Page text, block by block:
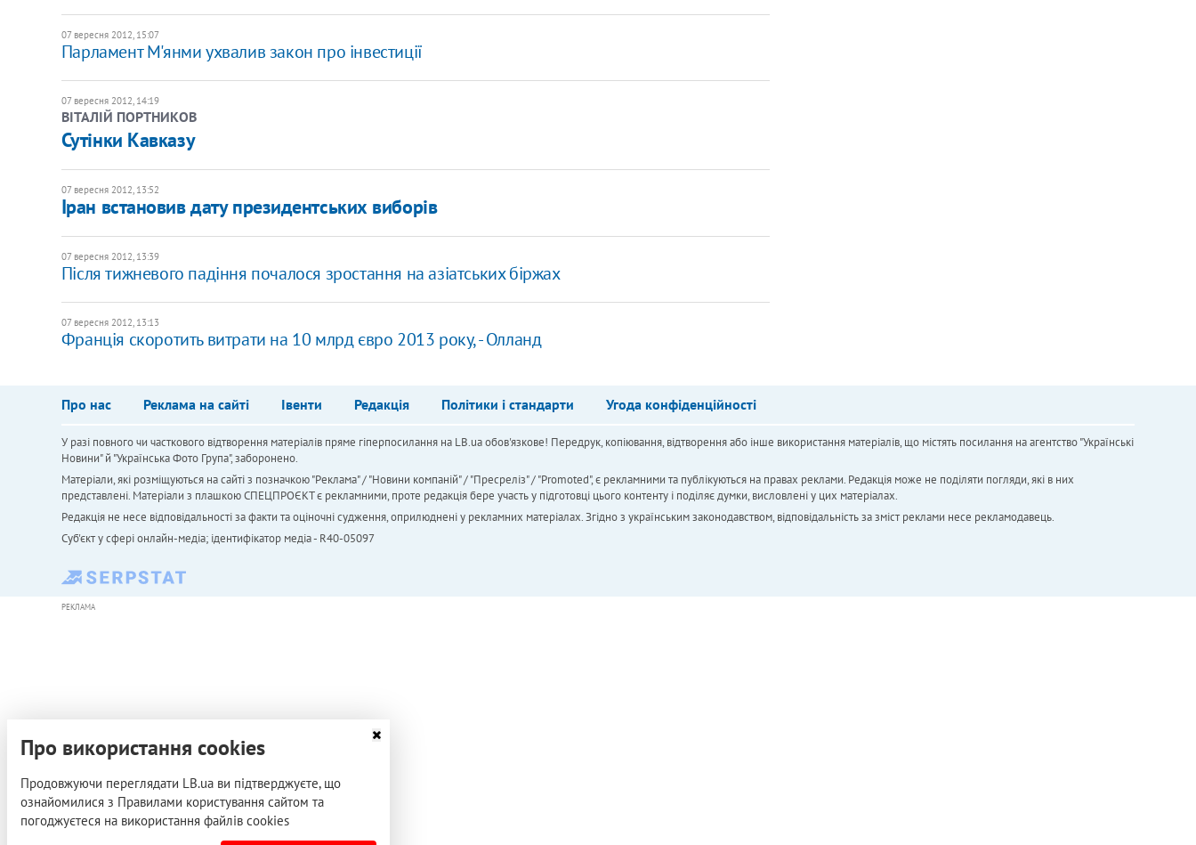
07 вересня 2012, 15:07
Парламент М'янми ухвалив закон про інвестиції
07 вересня 2012, 14:19
ВІТАЛІЙ ПОРТНИКОВ
Сутінки Кавказу
07 вересня 2012, 13:52
Іран встановив дату президентських виборів
07 вересня 2012, 13:39
Після тижневого падіння почалося зростання на азіатських біржах
07 вересня 2012, 13:13
Франція скоротить витрати на 10 млрд євро 2013 року, - Олланд
Про нас Реклама на сайті Івенти Редакція Політики і стандарти Угода конфіденційності
У разі повного чи часткового відтворення матеріалів пряме гіперпосилання на LB.ua обов'язкове! Передрук, копіювання, відтворення або інше використання матеріалів, що містять посилання на агентство "Українськi
Новини" й "Українська Фото Група", заборонено.
Матеріали, які розміщуються на сайті з позначкою "Реклама" / "Новини компаній" / "Пресреліз" / "Promoted", є рекламними та публікуються на правах реклами. Редакція може не поділяти погляди, які в них
представлені. Матеріали з плашкою СПЕЦПРОЄКТ є рекламними, проте редакція бере участь у підготовці цього контенту і поділяє думки, висловлені у цих матеріалах.
Редакція не несе відповідальності за факти та оціночні судження, оприлюднені у рекламних матеріалах. Згідно з українським законодавством, відповідальність за зміст реклами несе рекламодавець.
Cуб'єкт у сфері онлайн-медіа; ідентифікатор медіа - R40-05097
РЕКЛАМА
Про використання cookies
Продовжуючи переглядати LB.ua ви підтверджуєте, що
ознайомилися з Правилами користування сайтом та
погоджуєтеся на використання файлів cookies